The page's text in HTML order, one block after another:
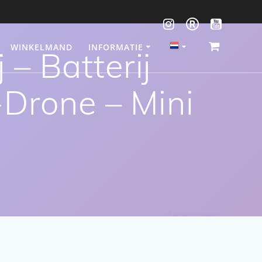
WINKELMAND INFORMATIE
– Batterij
– Mini